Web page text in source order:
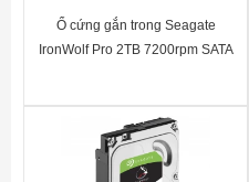
Ổ cứng gắn trong Seagate
IronWolf Pro 2TB 7200rpm SATA